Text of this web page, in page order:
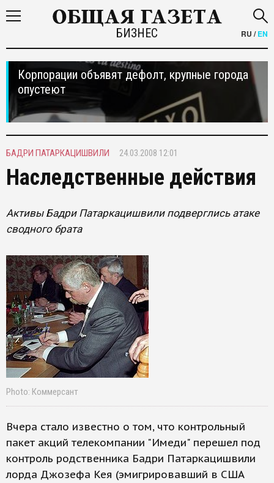
БИЗНЕС RU /EN
Корпорации объявят дефолт, крупные города
опустеют
БАДРИ ПАТАРКАЦИШВИЛИ 24.03.2008 12:01
Наследственные действия
Активы Бадри Патаркацишвили подверглись атаке
сводного брата
Photo: Коммерсант
Вчера стало известно о том, что контрольный
пакет акций телекомпании "Имеди" перешел под
контроль родственника Бадри Патаркацишвили
лорда Джозефа Кея (эмигрировавший в США